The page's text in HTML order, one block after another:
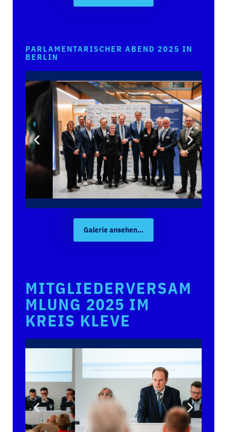
PARLAMENTARISCHER ABEND 2025 IN
BERLIN
Galerie ansehen...
MITGLIEDERVERSAM
MLUNG 2025 IM
KREIS KLEVE